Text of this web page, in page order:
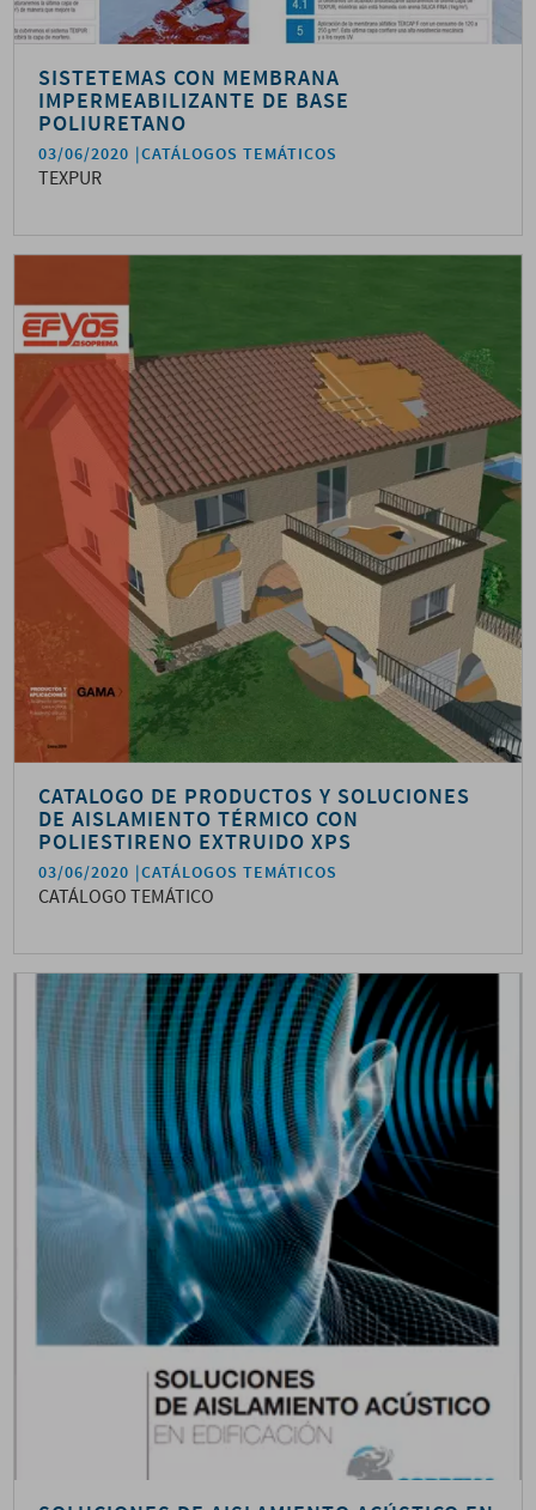
SISTETEMAS CON MEMBRANA
IMPERMEABILIZANTE DE BASE
POLIURETANO
03/06/2020 CATÁLOGOS TEMÁTICOS
TEXPUR
CATALOGO DE PRODUCTOS Y SOLUCIONES
DE AISLAMIENTO TÉRMICO CON
POLIESTIRENO EXTRUIDO XPS
03/06/2020 CATÁLOGOS TEMÁTICOS
CATÁLOGO TEMÁTICO